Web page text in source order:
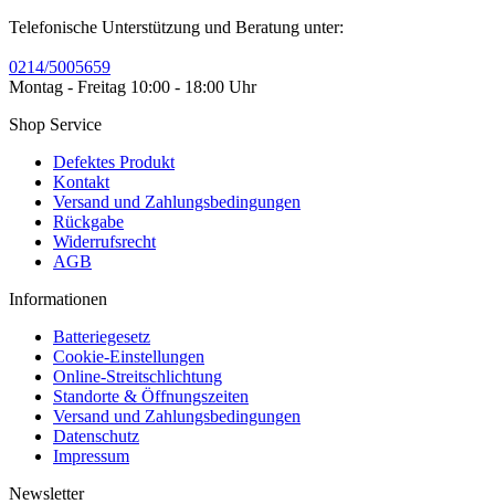
Telefonische Unterstützung und Beratung unter:
0214/5005659
Montag - Freitag 10:00 - 18:00 Uhr
Shop Service
Defektes Produkt
Kontakt
Versand und Zahlungsbedingungen
Rückgabe
Widerrufsrecht
AGB
Informationen
Batteriegesetz
Cookie-Einstellungen
Online-Streitschlichtung
Standorte & Öffnungszeiten
Versand und Zahlungsbedingungen
Datenschutz
Impressum
Newsletter